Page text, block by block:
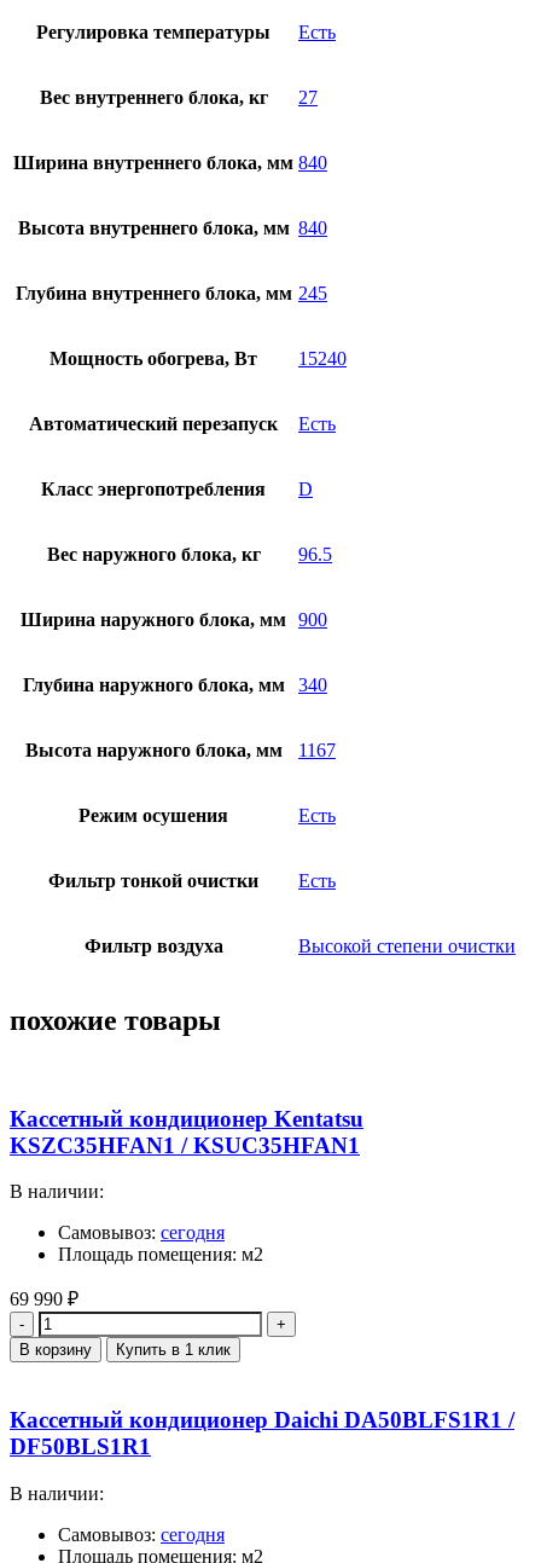
Регулировка температуры Есть
Вес внутреннего блока, кг 27
Ширина внутреннего блока, мм 840
Высота внутреннего блока, мм 840
Глубина внутреннего блока, мм 245
Мощность обогрева, Вт 15240
Автоматический перезапуск Есть
Класс энергопотребления D
Вес наружного блока, кг 96.5
Ширина наружного блока, мм 900
Глубина наружного блока, мм 340
Высота наружного блока, мм 1167
Режим осушения Есть
Фильтр тонкой очистки Есть
Фильтр воздуха Высокой степени очистки
похожие товары
Кассетный кондиционер Kentatsu
KSZC35HFAN1 / KSUC35HFAN1
В наличии:
Самовывоз: сегодня
Площадь помещения: м2
69 990 ₽
Количество
В корзину Купить в 1 клик
Кассетный кондиционер Daichi DA50BLFS1R1 /
DF50BLS1R1
В наличии:
Самовывоз: сегодня
Площадь помещения: м2